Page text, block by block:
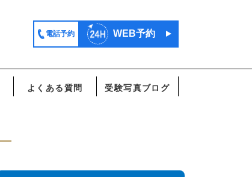
電話予約 WEB予約
よくある質問 受験写真ブログ